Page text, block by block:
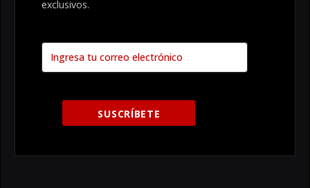
exclusivos.